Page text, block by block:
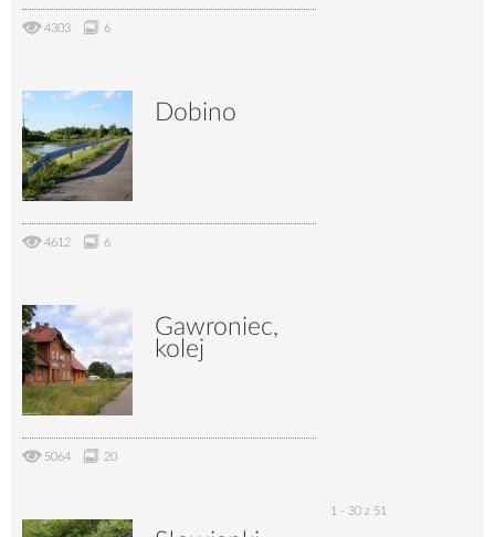
4303 6
Dobino
4612 6
Gawroniec,
kolej
5064 20
1 - 30 z 51